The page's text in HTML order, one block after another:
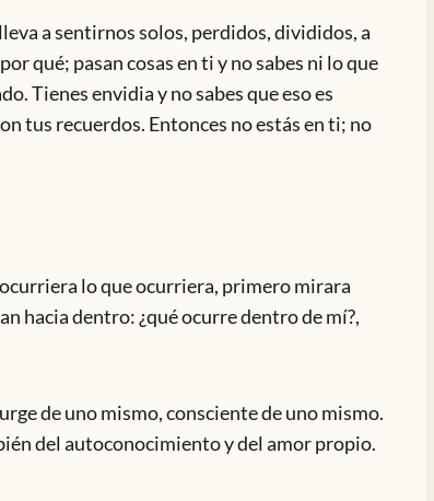
a sentirnos solos, perdidos, divididos, a
qué; pasan cosas en ti y no sabes ni lo que
Tienes envidia y no sabes que eso es
tus recuerdos. Entonces no estás en ti; no
lo que ocurriera, primero mirara
hacia dentro: ¿qué ocurre dentro de mí?,
de uno mismo, consciente de uno mismo.
del autoconocimiento y del amor propio.